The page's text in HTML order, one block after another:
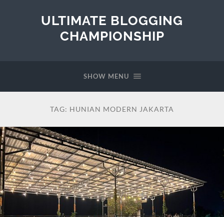
ULTIMATE BLOGGING
CHAMPIONSHIP
SHOW MENU
TAG: HUNIAN MODERN JAKARTA